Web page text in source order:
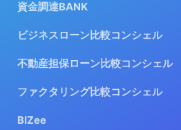
資金調達BANK
ビジネスローン比較コンシェル
不動産担保ローン比較コンシェル
ファクタリング比較コンシェル
BIZee